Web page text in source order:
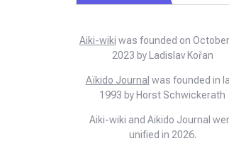
Aiki-wiki was founded on
2023 by Ladislav Kořan
Aïkido Journal was founded in
1993 by Horst Schwickerath
Aiki-wiki and Aikido Journal
unified in 2026.